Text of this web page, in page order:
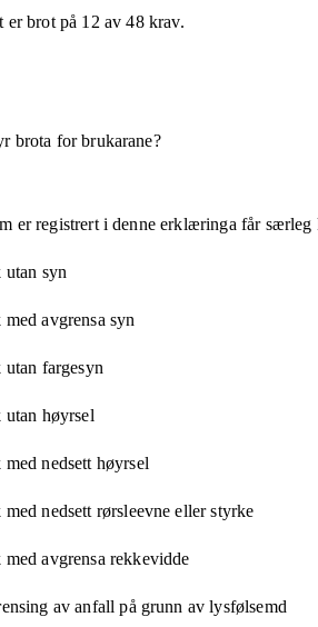
er brot på 12 av48krav.
brota for brukarane?
er registrert i denne erklæringa får
utan syn
avgrensa syn
fargesyn
utan høyrsel
nedsett høyrsel
nedsett rørsleevne eller styrke
avgrensa rekkevidde
av anfall på grunn av lysfølsemd